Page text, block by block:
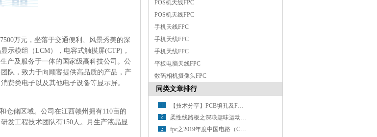
万元，坐落于交通便利、风景秀美的深
示模组（LCM），电容式触摸屏(CTP)，
产及服务于一体的国家级高科技公司。公
队，致力于向顾客提供高品质的产品，产
费类电子以及其他电子设备等显示屏。
仓储区域。公司在江西赣州拥有110亩的
发工程技术团队有150人。月生产液晶显
POS机天线FPC
POS机天线FPC
手机天线FPC
手机天线FPC
手机天线FPC
平板电脑天线FPC
数码相机摄像头FPC
同类文章排行
【技术分享】PCB填孔及FPC软板填孔制程讲解
柔性线路板之深联趣味运动会乐翻天！
fpc之2019年度中国电路（CPCA）百强排行榜震撼发布！